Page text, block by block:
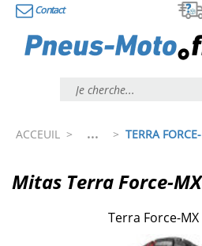
Contact
ACCEUIL > ... > TERRA
Mitas Terra Force-
Terra Force-MX